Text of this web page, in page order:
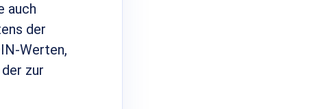
auch
der
Werten,
zur